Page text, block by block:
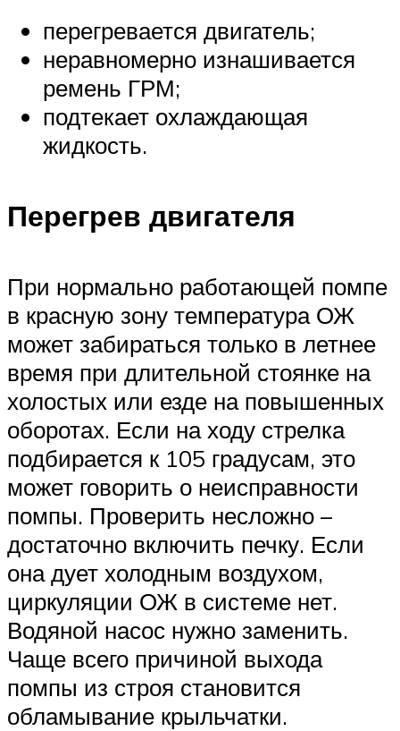
перегревается двигатель;
неравномерно изнашивается
ремень ГРМ;
подтекает охлаждающая
жидкость.
Перегрев двигателя
При нормально работающей помпе
в красную зону температура ОЖ
может забираться только в летнее
время при длительной стоянке на
холостых или езде на повышенных
оборотах. Если на ходу стрелка
подбирается к 105 градусам, это
может говорить о неисправности
помпы. Проверить несложно –
достаточно включить печку. Если
она дует холодным воздухом,
циркуляции ОЖ в системе нет.
Водяной насос нужно заменить.
Чаще всего причиной выхода
помпы из строя становится
обламывание крыльчатки.